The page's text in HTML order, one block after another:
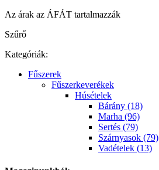
Az árak az ÁFÁT tartalmazzák
Szűrő
Kategóriák:
Fűszerek
Fűszerkeverékek
Húsételek
Bárány (18)
Marha (96)
Sertés (79)
Szárnyasok (79)
Vadételek (13)